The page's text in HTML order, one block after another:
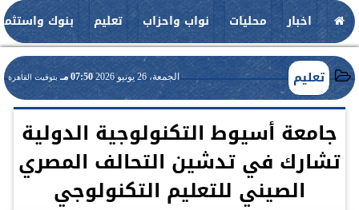
اخبار محليات نواب واحزاب تعليم بنوك
تعليم الجمعة، 26 يونيو 2026 07:50 مـ بتوقيت القاهرة
جامعة أسيوط التكنولوجية الدولية
تشارك في تدشين التحالف المصري
الصيني للتعليم التكنولوجي